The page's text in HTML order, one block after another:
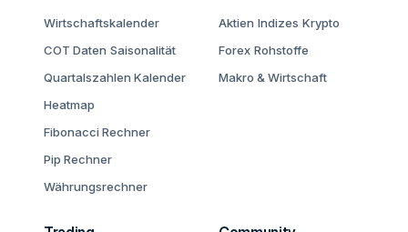
Wirtschaftskalender
COT Daten Saisonalität
Quartalszahlen Kalender
Heatmap
Fibonacci Rechner
Pip Rechner
Währungsrechner
Aktien Indizes Krypto
Forex Rohstoffe
Makro & Wirtschaft